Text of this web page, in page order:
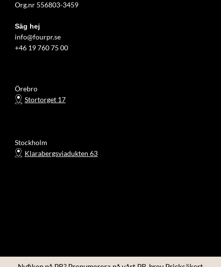
Org.nr 556803-3459
Säg hej
info@fourpr.se
+46 19 760 75 00
Örebro
Stortorget 17
Stockholm
Klarabergsviadukten 63